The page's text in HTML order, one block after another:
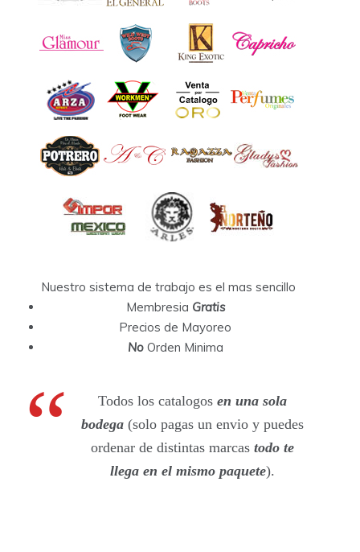
Nuestro sistema de trabajo es el mas sencillo
Membresia Gratis
Precios de Mayoreo
NoOrden Minima
Todos los catalogos en una sola
bodega (solo pagas un envio y puedes
ordenar de distintas marcastodo te
llega en el mismo paquete).